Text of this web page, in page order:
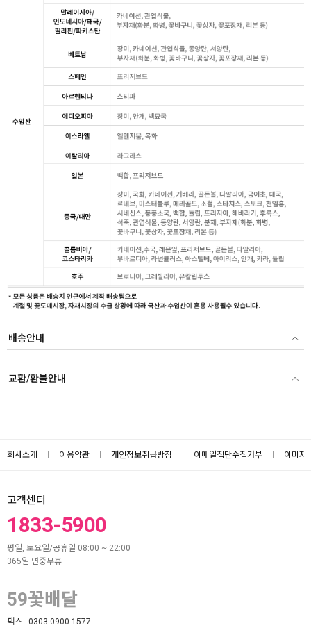
배송안내
교환/환불안내
회사소개 이용약관 개인정보취급방침 이메일집단수집거부 이미지
고객센터
1833-5900
평일, 토요일/공휴일 08:00 ~ 22:00
365일 연중무휴
59꽃배달
팩스 : 0303-0900-1577